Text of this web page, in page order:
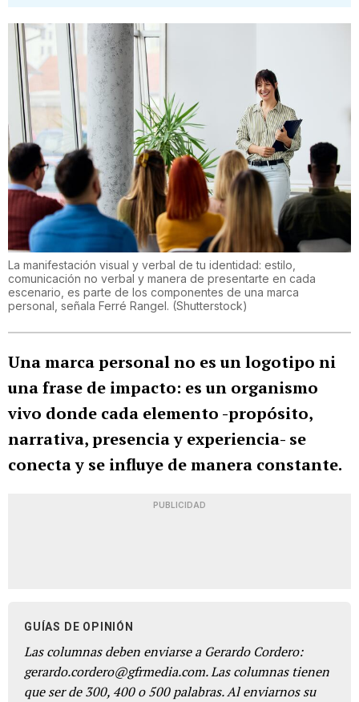
La manifestación visual y verbal de tu identidad: estilo,
comunicación no verbal y manera de presentarte en cada
escenario, es parte de los componentes de una marca
personal, señala Ferré Rangel. (Shutterstock)
Una marca personal no es un logotipo ni
una frase de impacto: es un organismo
vivo donde cada elemento -propósito,
narrativa, presencia y experiencia- se
conecta y se influye de manera constante.
PUBLICIDAD
GUÍAS DE OPINIÓN
Las columnas deben enviarse a Gerardo Cordero:
gerardo.cordero@gfrmedia.com. Las columnas tienen
que ser de 300, 400 o 500 palabras. Al enviarnos su